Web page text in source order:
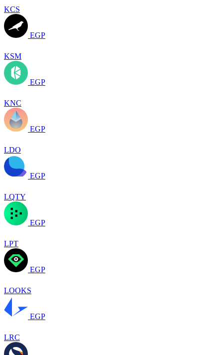
KCS
EGP
KSM
EGP
KNC
EGP
LDO
EGP
LQTY
EGP
LPT
EGP
LOOKS
EGP
LRC